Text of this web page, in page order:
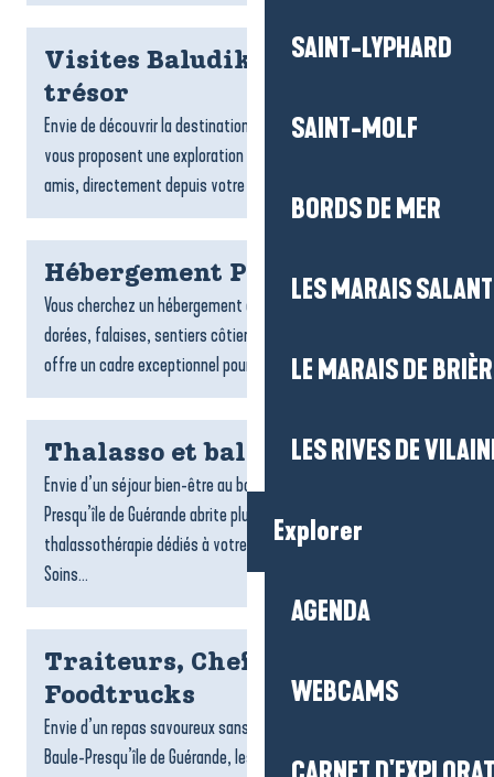
SAINT-LYPHARD
SAINT-MOLF
BORDS DE MER
LES MARAIS
LE MARAIS DE
LES RIVES DE
Explorer
AGENDA
WEBCAMS
Visites Baludik et chasses au
trésor
Envie de découvrir la destination ? Les jeux de piste Baludik
vous proposent une exploration ludique, en famille ou entre
amis, directement depuis votre téléphone. Suivez des...
Hébergement Pénestin
Vous cherchez un hébergement à Pénestin ? Entre plages
dorées, falaises, sentiers côtiers et estuaire, la commune
offre un cadre exceptionnel pour un séjour tourné vers la...
Thalasso et balnéo
Envie d’un séjour bien-être au bord de l’océan ? La Baule-
Presqu’île de Guérande abrite plusieurs centres de
thalassothérapie dédiés à votre détente et à votre vitalité.
Soins...
Traiteurs, Chefs à domicile et
Foodtrucks
Envie d’un repas savoureux sans cuisiner ? Sur la destination La
Baule-Presqu’île de Guérande, les traiteurs, foodtrucks et chefs